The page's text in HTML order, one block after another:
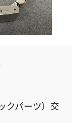
クパーツ）交